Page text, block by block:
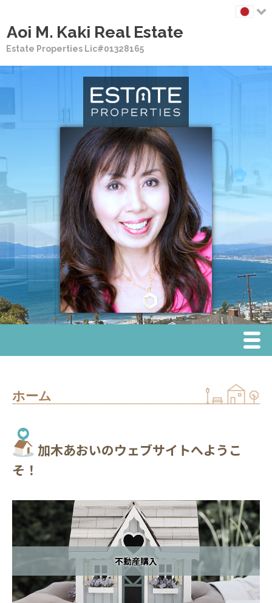
Aoi M. Kaki Real Estate
Estate Properties Lic#01328165
Menu
不動産売却
不動産購入
リース（賃貸）
学校区情報
サウスベイ エリア情報
市場調査レポート
ホーム
加木あおいのウェブサイトへようこ
そ！
不動産購入